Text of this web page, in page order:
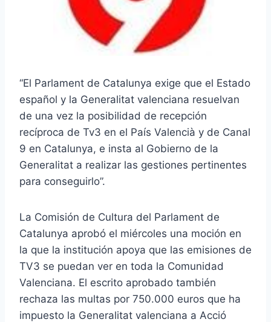
“El Parlament de Catalunya exige que el Estado
español y la Generalitat valenciana resuelvan
de una vez la posibilidad de recepción
recíproca de Tv3 en el País Valencià y de Canal
9 en Catalunya, e insta al Gobierno de la
Generalitat a realizar las gestiones pertinentes
para conseguirlo”.
La Comisión de Cultura del Parlament de
Catalunya aprobó el miércoles una moción en
la que la institución apoya que las emisiones de
TV3 se puedan ver en toda la Comunidad
Valenciana. El escrito aprobado también
rechaza las multas por 750.000 euros que ha
impuesto la Generalitat valenciana a Acció